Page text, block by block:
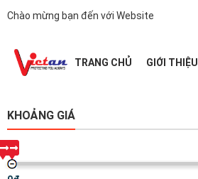
Chào mừng bạn đến với Website
TRANG CHỦ GIỚI THIỆU
KHOẢNG GIÁ